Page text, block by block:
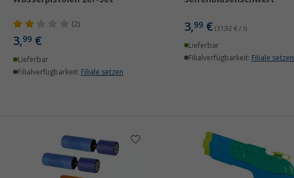
(2)
3,99 €
Lieferbar
Filialverfügbarkeit: Filiale setzen
3,99€ (31,92 € / l)
Lieferbar
Filialverfügbarkeit: Filiale setzen